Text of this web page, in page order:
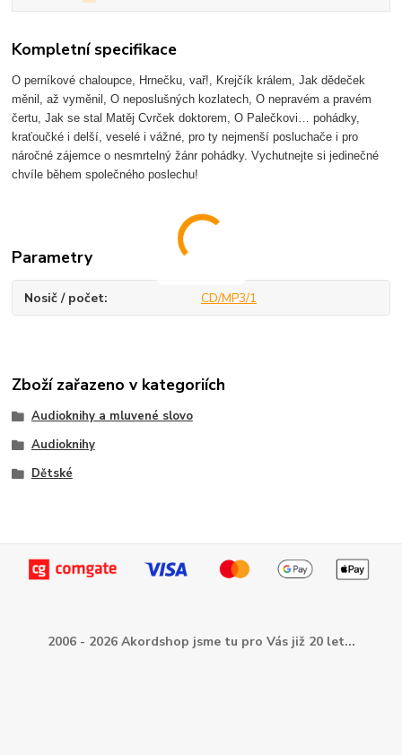
Kompletní specifikace
O perníkové chaloupce, Hrnečku, vař!, Krejčík králem, Jak dědeček
měnil, až vyměnil, O neposlušných kozlatech, O nepravém a pravém
čertu, Jak se stal Matěj Cvrček doktorem, O Palečkovi… pohádky,
kraťoučké i delší, veselé i vážné, pro ty nejmenší posluchače i pro
náročné zájemce o nesmrtelný žánr pohádky. Vychutnejte si jedinečné
chvíle během společného poslechu!
Parametry
Nosič / počet CD/MP3/1
Zboží zařazeno v kategoriích
Audioknihy a mluvené slovo
Audioknihy
Dětské
2006 - 2026 Akordshop jsme tu pro Vás již 20 let...